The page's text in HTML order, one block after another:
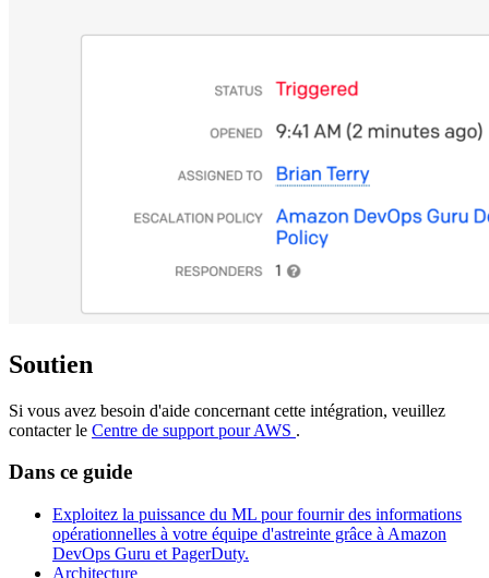
Soutien
Si vous avez besoin d'aide concernant cette intégration, veuillez
contacter le Centre de support pour AWS .
Dans ce guide
Exploitez la puissance du ML pour fournir des informations
opérationnelles à votre équipe d'astreinte grâce à Amazon
DevOps Guru et PagerDuty.
Architecture